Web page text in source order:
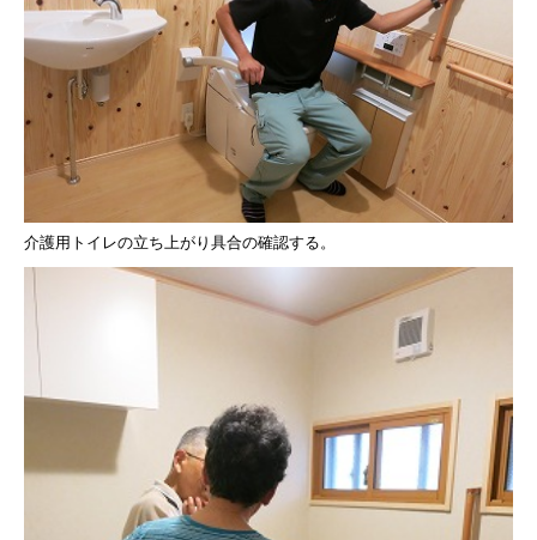
介護用トイレの立ち上がり具合の確認する。